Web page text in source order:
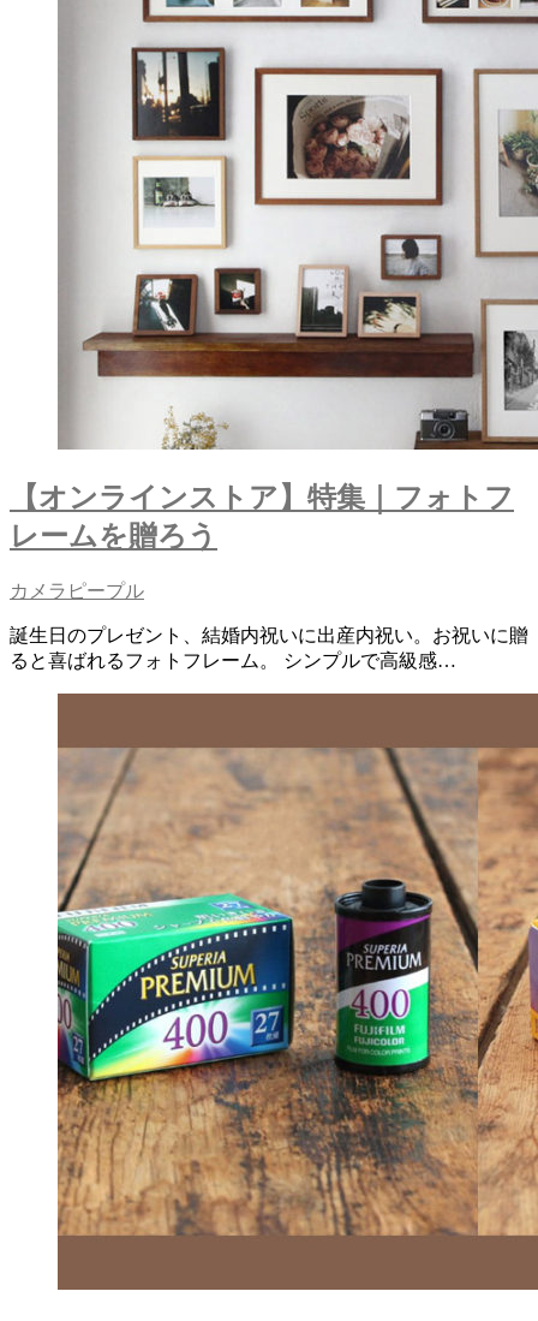
【オンラインストア】特集｜フォトフ
レームを贈ろう
カメラピープル
誕生日のプレゼント、結婚内祝いに出産内祝い。お祝いに贈
ると喜ばれるフォトフレーム。 シンプルで高級感…